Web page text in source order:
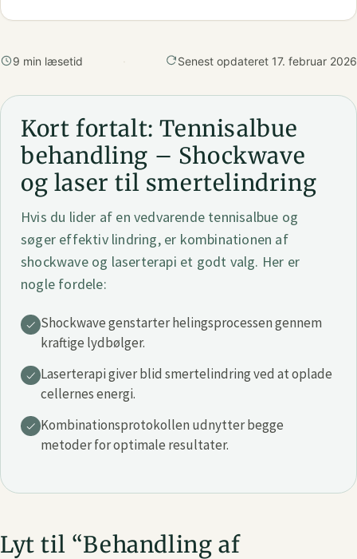
9 min læsetid · Senest opdateret 17. februar 2026
Kort fortalt: Tennisalbue
behandling – Shockwave
og laser til smertelindring
Hvis du lider af en vedvarende tennisalbue og
søger effektiv lindring, er kombinationen af
shockwave og laserterapi et godt valg. Her er
nogle fordele:
Shockwave genstarter helingsprocessen gennem
kraftige lydbølger.
Laserterapi giver blid smertelindring ved at oplade
cellernes energi.
Kombinationsprotokollen udnytter begge
metoder for optimale resultater.
Lyt til “Behandling af